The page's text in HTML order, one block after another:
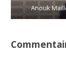
Anouk